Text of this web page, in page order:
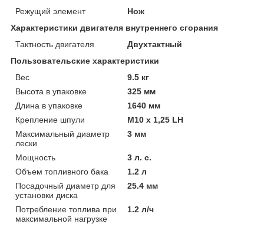
Режущий элемент
Нож
Характеристики двигателя внутреннего сгорания
Тактность двигателя
Двухтактный
Пользовательские характеристики
Вeс
9.5 кг
Высотa в упаковке
325 мм
Длинa в упаковке
1640 мм
Крепление шпули
М10 х 1,25 LH
Максимальный диаметр
лески
3 мм
Мощность
3 л. с.
Объeм топливного бака
1.2 л
Посадочный диаметр для
установки диска
25.4 мм
Потребление топлива при
максимальной нагрузке
1.2 л/ч